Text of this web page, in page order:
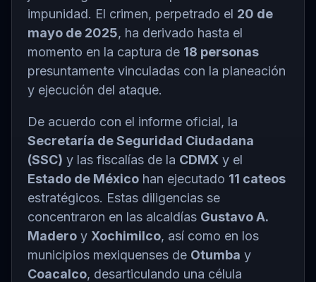
impunidad. El crimen, perpetrado el 20 de
mayo de 2025, ha derivado hasta el
momento en la captura de 18 personas
presuntamente vinculadas con la planeación
y ejecución del ataque.
De acuerdo con el informe oficial, la
Secretaría de Seguridad Ciudadana
(SSC) y las fiscalías de la CDMX y el
Estado de México han ejecutado 11 cateos
estratégicos. Estas diligencias se
concentraron en las alcaldías Gustavo A.
Madero y Xochimilco, así como en los
municipios mexiquenses de Otumba y
Coacalco, desarticulando una célula